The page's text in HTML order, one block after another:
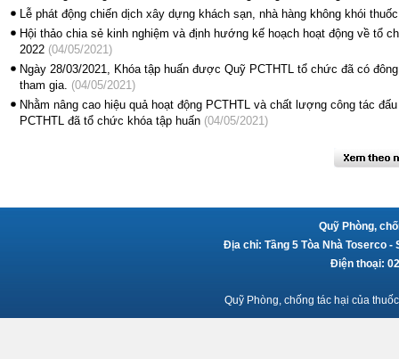
Lễ phát động chiến dịch xây dựng khách sạn, nhà hàng không khói
Hội thảo chia sẻ kinh nghiệm và định hướng kế hoạch hoạt động về tổ
2022 (04/05/2021)
Ngày 28/03/2021, Khóa tập huấn được Quỹ PCTHTL tổ chức đã có
tham gia. (04/05/2021)
Nhằm nâng cao hiệu quả hoạt động PCTHTL và chất lượng công tác
PCTHTL đã tổ chức khóa tập huấn (04/05/2021)
Quỹ Phòng,
Địa chỉ: Tầng 5 Tòa Nhà Toserco -
Điện thoại:
Quỹ Phòng, chống tác hại của